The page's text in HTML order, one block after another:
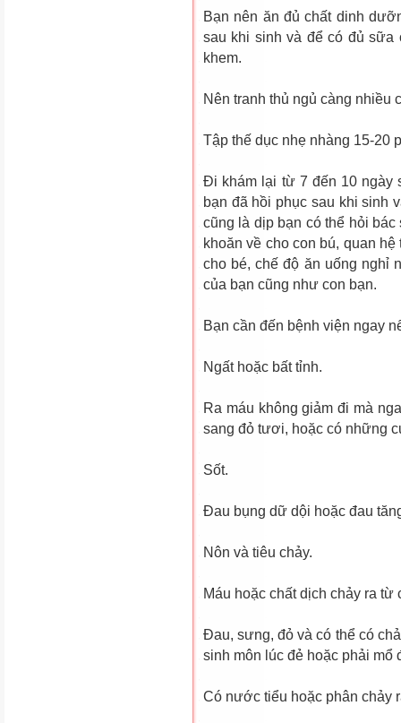
Bạn nên ăn đủ chất dinh
sau khi sinh và để có đủ sữa
khem.
Nên tranh thủ ngủ càng nhiều
Tập thế dục nhẹ nhàng 15-20
Ði khám lại từ 7 đến 10 ngày
bạn đã hồi phục sau khi sinh
cũng là dịp bạn có thể hỏi
khoăn về cho con bú, quan
cho bé, chế độ ăn uống nghỉ
của bạn cũng như con bạn.
Bạn cần đến bệnh viện ngay
Ngất hoặc bất tỉnh.
Ra máu không giảm đi mà
sang đỏ tươi, hoặc có những
Sốt.
Đau bụng dữ dội hoặc đau
Nôn và tiêu chảy.
Máu hoặc chất dịch chảy ra
Ðau, sưng, đỏ và có thể có
sinh môn lúc đẻ hoặc phải mổ
Có nước tiểu hoặc phân chảy